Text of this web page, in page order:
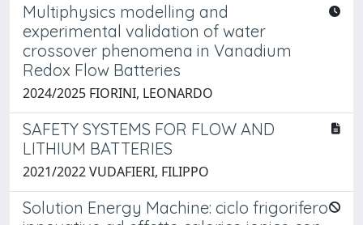
Multiphysics modelling and
experimental validation of water
crossover phenomena in Vanadium
Redox Flow Batteries
2024/2025 FIORINI, LEONARDO
SAFETY SYSTEMS FOR FLOW AND
LITHIUM BATTERIES
2021/2022 VUDAFIERI, FILIPPO
Solution Energy Machine: ciclo frigorifero